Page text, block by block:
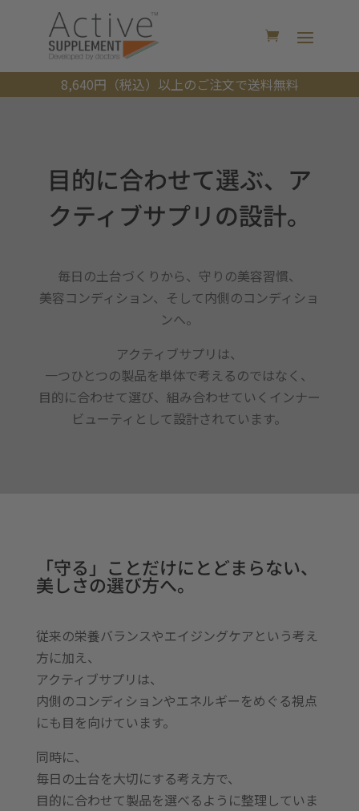
8,640円（税込）以上のご注文で送料無料
目的に合わせて選ぶ、ア
クティブサプリの設計。
毎日の土台づくりから、守りの美容習慣、
美容コンディション、そして内側のコンディショ
ンへ。
アクティブサプリは、
一つひとつの製品を単体で考えるのではなく、
目的に合わせて選び、組み合わせていくインナー
ビューティとして設計されています。
「守る」ことだけにとどまらない、
美しさの選び方へ。
従来の栄養バランスやエイジングケアという考え
方に加え、
アクティブサプリは、
内側のコンディションやエネルギーをめぐる視点
にも目を向けています。
同時に、
毎日の土台を大切にする考え方で、
目的に合わせて製品を選べるように整理していま